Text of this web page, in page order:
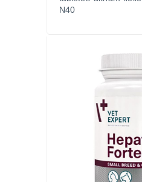
atguva apetīti.”
Kad ieteicams lietot
Pēc aknu slimību
toksisku zāļu lietošanas,
noslodzes gadījumos.
Cik ilgi jālieto šis sīrups?
Ieteicamais lietošanas
N40